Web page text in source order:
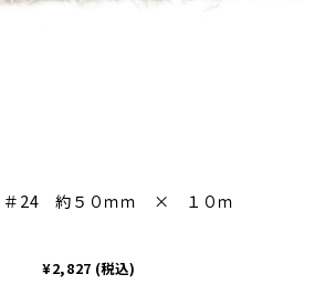
＃24 約５０ｍｍ × １０ｍ
¥2,827 (税込)